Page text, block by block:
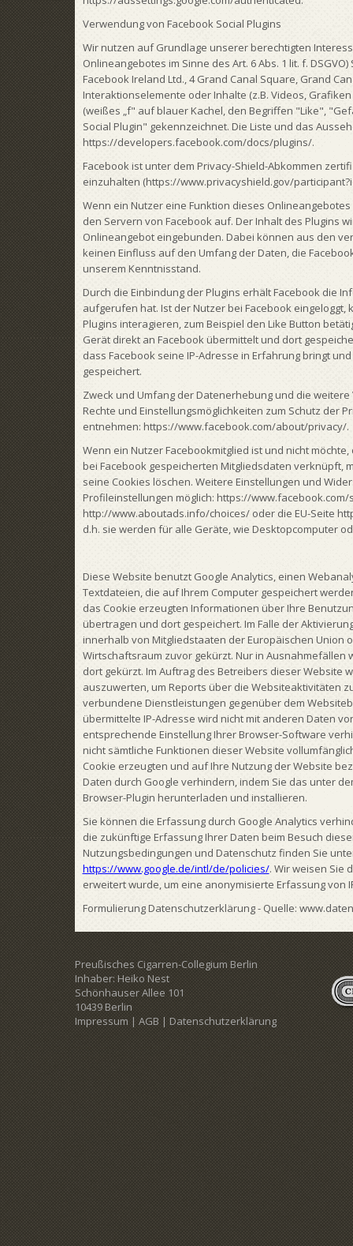
Verwendung von Facebook Social Plugins
Wir nutzen auf Grundlage unserer berechtigten
Onlineangebotes im Sinne des Art. 6 Abs. 1 lit. f.
Facebook Ireland Ltd., 4 Grand Canal Square, Grand
Interaktionselemente oder Inhalte (z.B. Videos,
(weißes „f" auf blauer Kachel, den Begriffen "Like",
Social Plugin" gekennzeichnet. Die Liste und das
https://developers.facebook.com/docs/plugins/.
Facebook ist unter dem Privacy-Shield-Abkommen
einzuhalten (https://www.privacyshield.gov/
Wenn ein Nutzer eine Funktion dieses
den Servern von Facebook auf. Der Inhalt des Plugins
Onlineangebot eingebunden. Dabei können aus den
keinen Einfluss auf den Umfang der Daten, die
unserem Kenntnisstand.
Durch die Einbindung der Plugins erhält Facebook die
aufgerufen hat. Ist der Nutzer bei Facebook
Plugins interagieren, zum Beispiel den Like Button
Gerät direkt an Facebook übermittelt und dort
dass Facebook seine IP-Adresse in Erfahrung bringt
gespeichert.
Zweck und Umfang der Datenerhebung und die
Rechte und Einstellungsmöglichkeiten zum Schutz der
entnehmen: https://www.facebook.com/about/privacy/.
Wenn ein Nutzer Facebookmitglied ist und nicht
bei Facebook gespeicherten Mitgliedsdaten verknüpft,
seine Cookies löschen. Weitere Einstellungen und
Profileinstellungen möglich: https://
http://www.aboutads.info/choices/ oder die EU-Seite
d.h. sie werden für alle Geräte, wie Desktopcomputer
Diese Website benutzt Google Analytics, einen
Textdateien, die auf Ihrem Computer gespeichert
das Cookie erzeugten Informationen über Ihre
übertragen und dort gespeichert. Im Falle der
innerhalb von Mitgliedstaaten der Europäischen Union
Wirtschaftsraum zuvor gekürzt. Nur in Ausnahmefällen
dort gekürzt. Im Auftrag des Betreibers dieser Website
auszuwerten, um Reports über die Websiteaktivitäten
verbundene Dienstleistungen gegenüber dem
übermittelte IP-Adresse wird nicht mit anderen Daten
entsprechende Einstellung Ihrer Browser-Software
nicht sämtliche Funktionen dieser Website
Cookie erzeugten und auf Ihre Nutzung der Website
Daten durch Google verhindern, indem Sie das unter
Browser-Plugin herunterladen und installieren.
Sie können die Erfassung durch Google Analytics
die zukünftige Erfassung Ihrer Daten beim Besuch
Nutzungsbedingungen und Datenschutz finden Sie
https://www.google.de/intl/de/policies/. Wir weisen Sie
erweitert wurde, um eine anonymisierte Erfassung von
Formulierung Datenschutzerklärung - Quelle:
Preußisches Cigarren-Collegium Berlin
Inhaber: Heiko Nest
Schönhauser Allee 101
10439 Berlin
Impressum|AGB|Datenschutzerklärung